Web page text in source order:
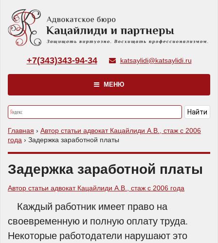
+7(343)343-94-34 katsaylidi@katsaylidi.ru
МЕНЮ
Главная › Автор статьи адвокат Кацайлиди А.В., стаж с 2006
года › Задержка заработной платы
Задержка заработной платы
Автор статьи адвокат Кацайлиди А.В., стаж с 2006 года
Каждый работник имеет право на
своевременную и полную оплату труда.
Некоторые работодатели нарушают это